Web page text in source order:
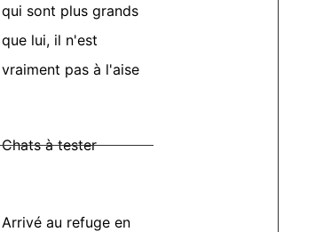
qui sont plus grands
que lui, il n'est
vraiment pas à l'aise
Chats à tester
Arrivé au refuge en